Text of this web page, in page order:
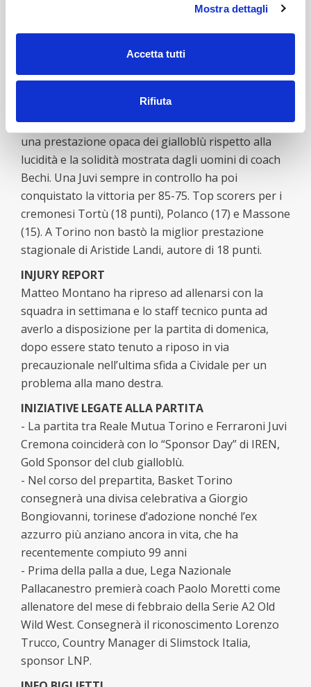
Mostra dettagli
Accetta tutti
Rifiuta
Morgillo e l’esterno Eddy Polanco (autore di 33
regia, dove Eric Washington ha preso il posto di
Isiah Brown.
COSÌ NEL MATCH DI ANDATA
La Reale Mutua uscì sconfitta dal PalaRadi, complice
una prestazione opaca dei gialloblù rispetto alla
lucidità e la solidità mostrata dagli uomini di coach
Bechi. Una Juvi sempre in controllo ha poi
conquistato la vittoria per 85-75. Top scorers per i
cremonesi Tortù (18 punti), Polanco (17) e Massone
(15). A Torino non bastò la miglior prestazione
stagionale di Aristide Landi, autore di 18 punti.
INJURY REPORT
Matteo Montano ha ripreso ad allenarsi con la
squadra in settimana e lo staff tecnico punta ad
averlo a disposizione per la partita di domenica,
dopo essere stato tenuto a riposo in via
precauzionale nell’ultima sfida a Cividale per un
problema alla mano destra.
INIZIATIVE LEGATE ALLA PARTITA
- La partita tra Reale Mutua Torino e Ferraroni Juvi
Cremona coinciderà con lo “Sponsor Day” di IREN,
Gold Sponsor del club gialloblù.
- Nel corso del prepartita, Basket Torino
consegnerà una divisa celebrativa a Giorgio
Bongiovanni, torinese d’adozione nonché l’ex
azzurro più anziano ancora in vita, che ha
recentemente compiuto 99 anni
- Prima della palla a due, Lega Nazionale
Pallacanestro premierà coach Paolo Moretti come
allenatore del mese di febbraio della Serie A2 Old
Wild West. Consegnerà il riconoscimento Lorenzo
Trucco, Country Manager di Slimstock Italia,
sponsor LNP.